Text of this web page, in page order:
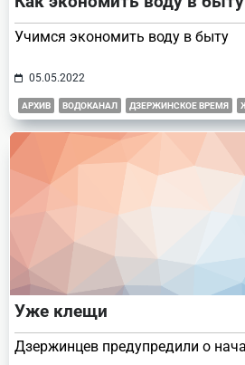
Учимся экономить воду в быту
05.05.2022
АРХИВ ВОДОКАНАЛ ДЗЕРЖИНСКОЕ ВРЕМЯ
Уже клещи
Дзержинцев предупредили о